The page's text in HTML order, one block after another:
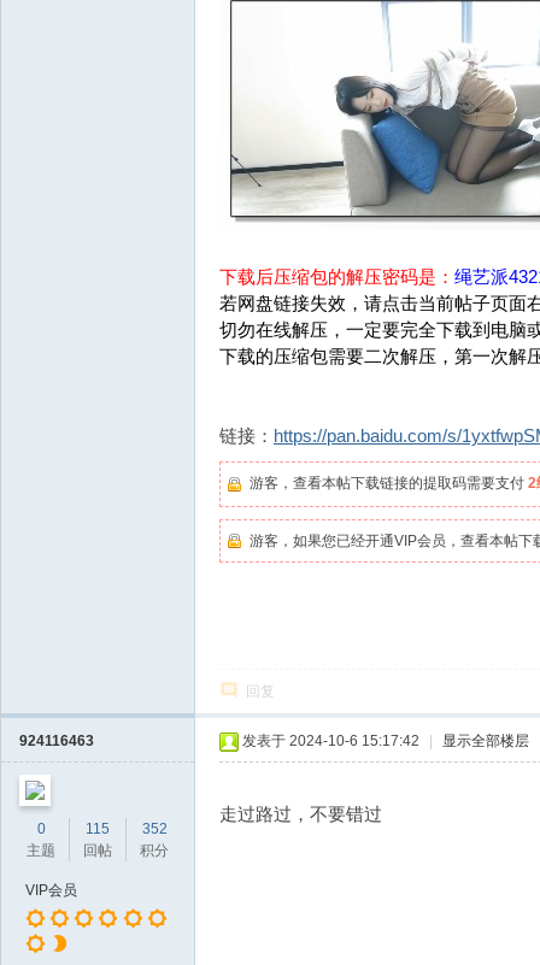
下载后压缩包的解压密码是： 绳艺派
若网盘链接失效，请点击当前帖子页面
切勿在线解压，一定要完全下载到电脑
下载的压缩包需要二次解压，第一次解
链接： https://pan.baidu.com/s/
游客，查看本帖下载链接的提取码需要支付 2
游客，如果您已经开通VIP会员，查看本帖下
回复
924116463
0
主题
115
回帖
352
积分
VIP会员
发表于 2024-10-6 15:17:42 显示全部楼层
走过路过，不要错过